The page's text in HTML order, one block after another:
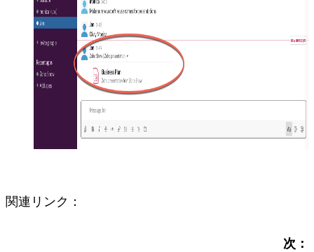
関連リンク：
次：